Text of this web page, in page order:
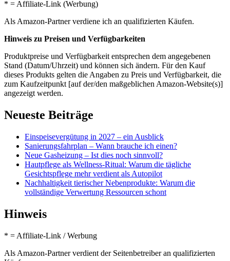
* = Affiliate-Link (Werbung)
Als Amazon-Partner verdiene ich an qualifizierten Käufen.
Hinweis zu Preisen und Verfügbarkeiten
Produktpreise und Verfügbarkeit entsprechen dem angegebenen
Stand (Datum/Uhrzeit) und können sich ändern. Für den Kauf
dieses Produkts gelten die Angaben zu Preis und Verfügbarkeit, die
zum Kaufzeitpunkt [auf der/den maßgeblichen Amazon-Website(s)]
angezeigt werden.
Neueste Beiträge
Einspeisevergütung in 2027 – ein Ausblick
Sanierungsfahrplan – Wann brauche ich einen?
Neue Gasheizung – Ist dies noch sinnvoll?
Hautpflege als Wellness-Ritual: Warum die tägliche
Gesichtspflege mehr verdient als Autopilot
Nachhaltigkeit tierischer Nebenprodukte: Warum die
vollständige Verwertung Ressourcen schont
Hinweis
* = Affiliate-Link / Werbung
Als Amazon-Partner verdient der Seitenbetreiber an qualifizierten